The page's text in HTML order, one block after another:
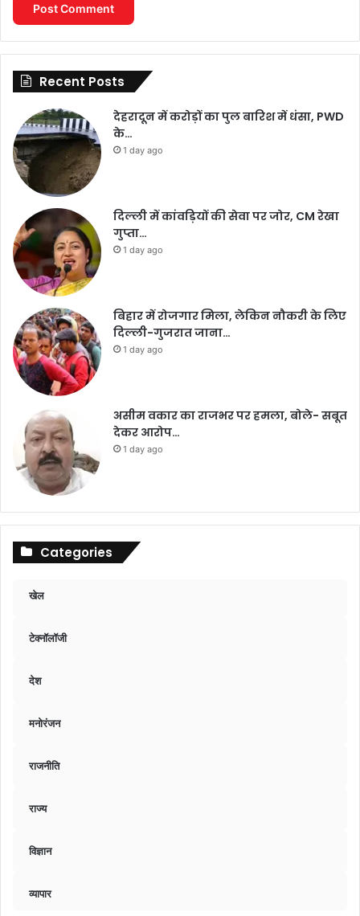
Recent Posts
देहरादून में करोड़ों का पुल बारिश में धंसा, PWD
के…
1 day ago
दिल्ली में कांवड़ियों की सेवा पर जोर, CM रेखा
गुप्ता…
1 day ago
बिहार में रोजगार मिला, लेकिन नौकरी के लिए
दिल्ली-गुजरात जाना…
1 day ago
असीम वकार का राजभर पर हमला, बोले- सबूत
देकर आरोप…
1 day ago
Categories
खेल
टेक्नॉलॉजी
देश
मनोरंजन
राजनीति
राज्य
विज्ञान
व्यापार